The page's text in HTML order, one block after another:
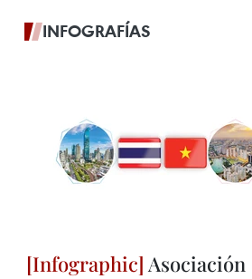
INFOGRAFÍAS
Asociación